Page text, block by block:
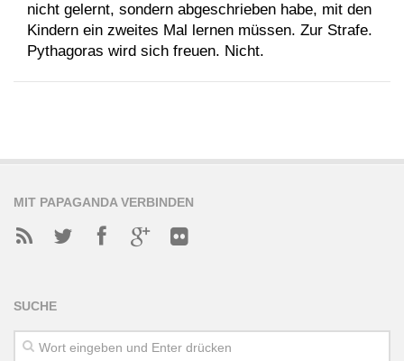
nicht gelernt, sondern abgeschrieben habe, mit den
Kindern ein zweites Mal lernen müssen. Zur Strafe.
Pythagoras wird sich freuen. Nicht.
MIT PAPAGANDA VERBINDEN
SUCHE